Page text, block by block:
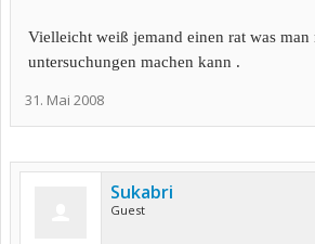
Vielleicht weiß jemand einen rat was
untersuchungen machen kann .
31. Mai 2008
Sukabri
Guest